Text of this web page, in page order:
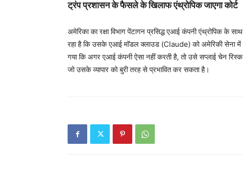
ट्रंप प्रशासन के फैसले के खिलाफ एंथ्रोपिक जाएगा कोर्ट
अमेरिका का रक्षा विभाग पेंटागन प्रसिद्ध एआई कंपनी एंथ्रोपिक
रहा है कि उसके एआई मॉडल क्लाउड (Claude) को अमेरिकी सेना
गया कि अगर एआई कंपनी ऐसा नहीं करती है, तो उसे सप्लाई चेन
जो उसके व्यापार को बुरी तरह से प्रभावित कर सकता है।